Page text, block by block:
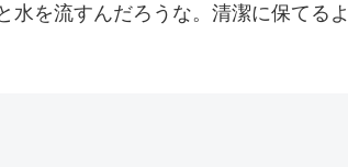
水を流すんだろうな。清潔に保てる